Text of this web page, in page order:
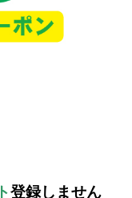
登録しません